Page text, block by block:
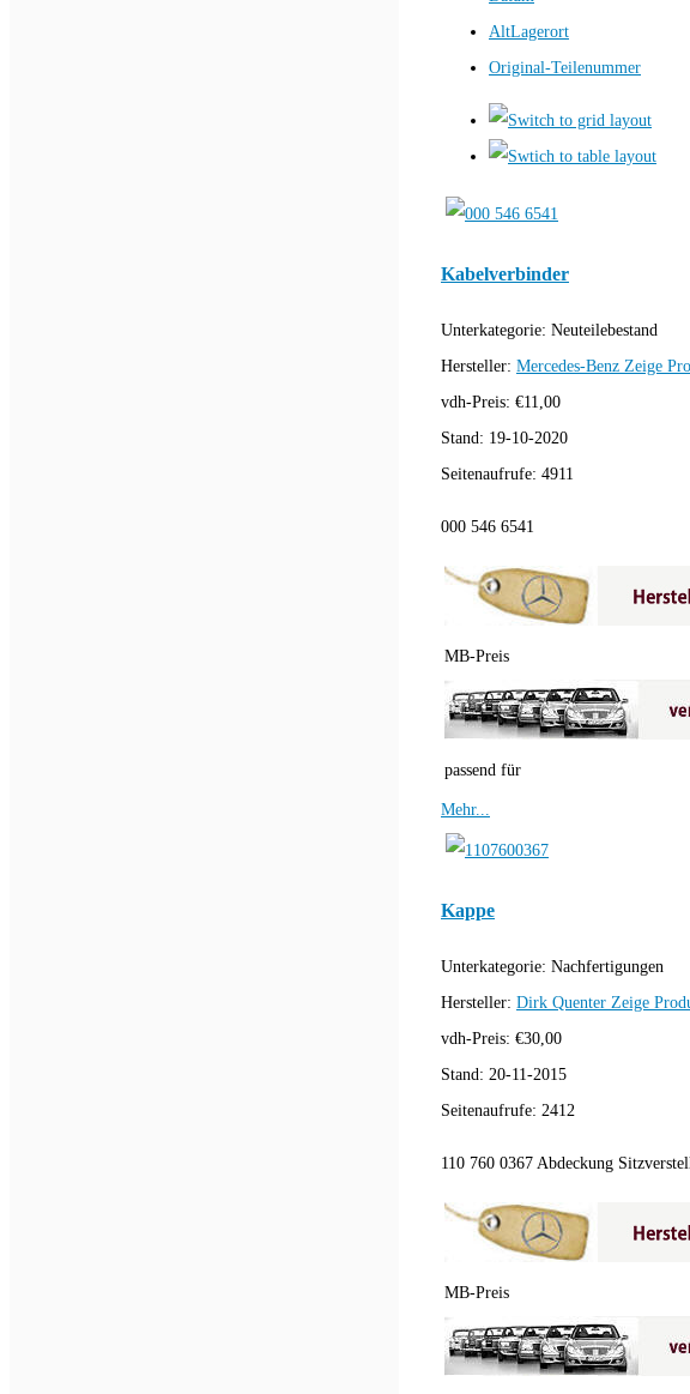
AltLagerort
Original-Teilenummer
Kabelverbinder
Unterkategorie: Neuteilebestand
Hersteller: Mercedes-Benz Zeige
vdh-Preis: €11,00
Stand: 19-10-2020
Seitenaufrufe: 4911
000 546 6541
MB-Preis
passend für
Mehr...
Kappe
Unterkategorie: Nachfertigungen
Hersteller: Dirk Quenter Zeige
vdh-Preis: €30,00
Stand: 20-11-2015
Seitenaufrufe: 2412
110 760 0367 Abdeckung
MB-Preis